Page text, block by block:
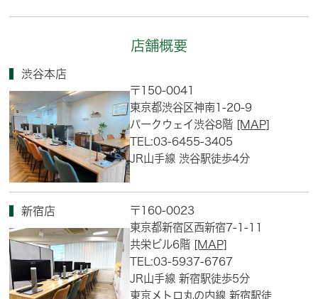
店舗概要
渋谷本店
〒150-0041
東京都渋谷区神南1-20-9
パークウェイ渋谷8階 [MAP]
TEL:03-6455-3405
JR山手線 渋谷駅徒歩4分
新宿店
〒160-0023
東京都新宿区西新宿7-1-11
共栄ビル6階 [MAP]
TEL:03-5937-6767
JR山手線 新宿駅徒歩5分
東京メトロ丸の内線 新宿駅徒